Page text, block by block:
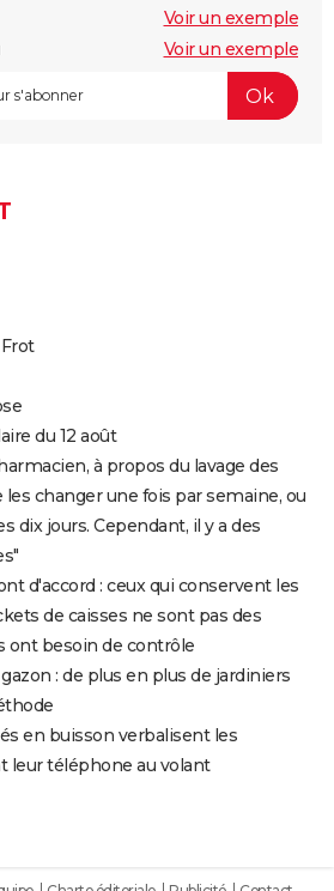
Voir un exemple
Voir un exemple
du 12 août
à propos du lavage des
les changer une fois par semaine, ou
dix jours. Cependant, il y a des
d'accord : ceux qui conservent les
de caisses ne sont pas des
ont besoin de contrôle
: de plus en plus de jardiniers
en buisson verbalisent les
leur téléphone au volant